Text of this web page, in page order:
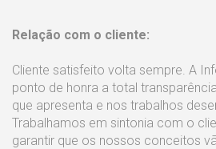
Relação com o cliente:
Cliente satisfeito volta sempre. A
ponto de honra a total
que apresenta e nos trabalhos
Trabalhamos em sintonia com o
garantir que os nossos conceitos